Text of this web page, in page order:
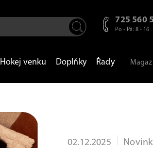
725 560
Po - Pá: 8 - 16
Hokej venku Doplňky Řady
02.12.2025